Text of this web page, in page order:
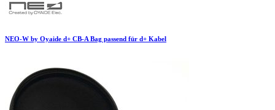
NEO-W by Oyaide d+ CB-A Bag passend für d+ Kabel